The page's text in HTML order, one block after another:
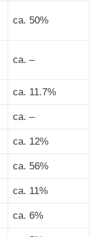
ca. 50%
ca. –
ca. 11.7%
ca. –
ca. 12%
ca. 56%
ca. 11%
ca. 6%